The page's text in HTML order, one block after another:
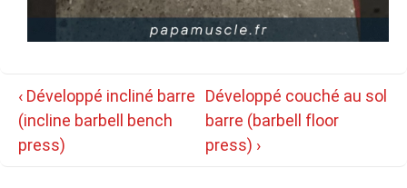
Navigation
de
l’article
Previous
Post
is
‹ Développé incliné barre
(incline barbell bench
press)
Next
Post
is
Développé couché au sol
barre (barbell floor
press) ›